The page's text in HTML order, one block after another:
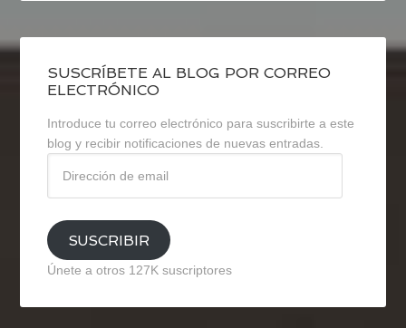
SUSCRÍBETE AL BLOG POR CORREO
ELECTRÓNICO
Introduce tu correo electrónico para suscribirte a este
blog y recibir notificaciones de nuevas entradas.
email
SUSCRIBIR
Únete a otros 127K suscriptores